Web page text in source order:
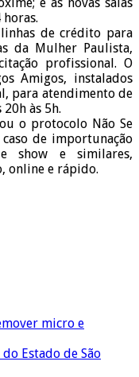
de crédito para
da Mulher Paulista,
profissional. O
Amigos, instalados
para atendimento de
às 5h.
o protocolo Não Se
de importunação
show e similares,
online e rápido.
micro e
Estado de São